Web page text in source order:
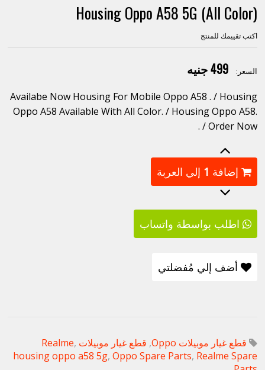
Housing Oppo A58 5G (All Color)
اكتب تقييمك للمنتج
السعر: 499 جنيه
Availabe Now Housing For Mobile Oppo A58 . / Housing
Oppo A58 Available With All Color. / Housing Oppo A58.
/ Order Now .
إضافة 1 إلي العربة
اطلب بواسطة واتساب
أضف إلي مُفضلتي
قطع غيار موبيلات Oppo , قطع غيار موبيلات Realme ,
housing oppo a58 5g, Oppo Spare Parts, Realme Spare